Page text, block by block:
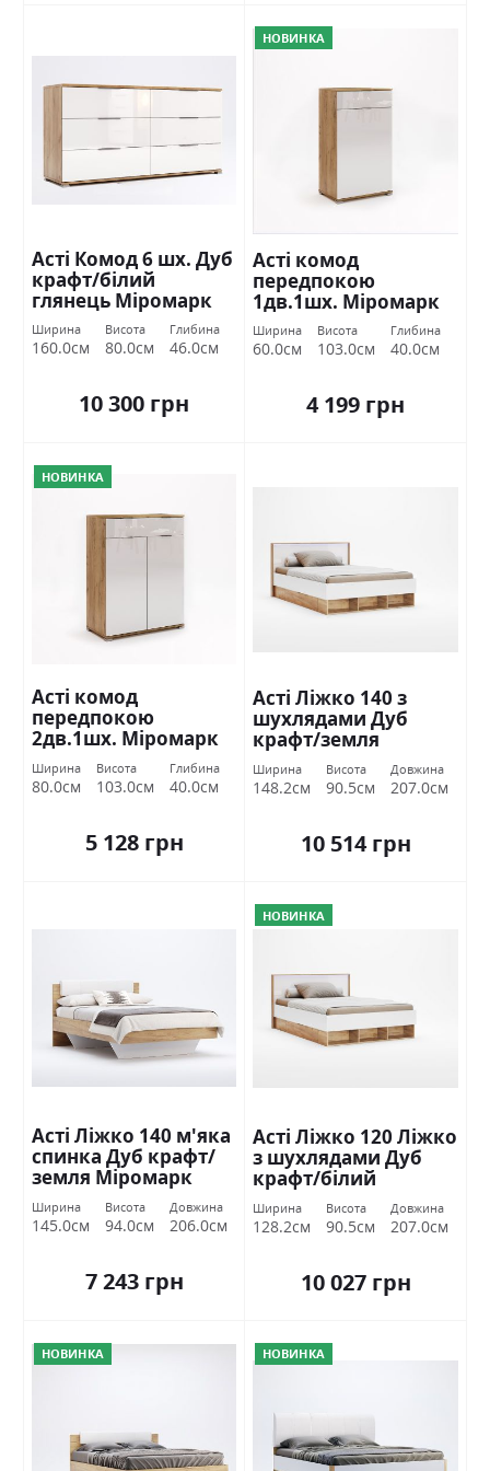
Асті Комод 6 шх. Дуб
крафт/білий
глянець Міромарк
Ширина
160.0см
Висота
80.0см
Глибина
46.0см
10 300 грн
НОВИНКА
Асті комод
передпокою
1дв.1шх. Міромарк
Ширина
60.0см
Висота
103.0см
Глибина
40.0см
4 199 грн
НОВИНКА
Асті комод
передпокою
2дв.1шх. Міромарк
Ширина
80.0см
Висота
103.0см
Глибина
40.0см
5 128 грн
Асті Ліжко 140 з
шухлядами Дуб
крафт/земля
Міромарк
Ширина
148.2см
Висота
90.5см
Довжина
207.0см
10 514 грн
Асті Ліжко 140 м'яка
спинка Дуб крафт/
земля Міромарк
Ширина
145.0см
Висота
94.0см
Довжина
206.0см
7 243 грн
НОВИНКА
Асті Ліжко 120 Ліжко
з шухлядами Дуб
крафт/білий
глянець Міромарк
Ширина
128.2см
Висота
90.5см
Довжина
207.0см
10 027 грн
НОВИНКА НОВИНКА